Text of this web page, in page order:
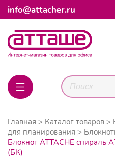
info@attacher.ru
Главная Каталог товаров
для планирования
Блокнот ATTACHE спираль
(БК)